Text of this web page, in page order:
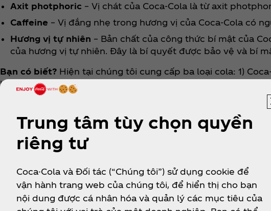
Axit photphoric – Vị chát của Coca‑Cola là từ axit
Caffeine – Vị đắng nhẹ trong hương vị của Coca‑Cola có
Hương vị tự nhiên – Bản chất của công thức bí mật của
của hương vị tự nhiên. Đây là bí quyết được bảo vệ và bí
Bạn có biết? Hiện tại chúng tôi cung cấp ba loại cola: 1)
là sản phẩm đặc trưng và là biểu tượng của chúng tôi, 2)
mùi vị giống như Coca‑Cola truyền thống nhưng không có
Tìm hiểu xem cách chúng tôi giảm lượng đường trong thức
Trung tâm tùy chọn quyền
riêng tư
Coca-Cola và Đối tác (“Chúng tôi”) sử dụng cookie để
vận hành trang web của chúng tôi, để hiển thị cho bạn
nội dung được cá nhân hóa và quản lý các mục tiêu của